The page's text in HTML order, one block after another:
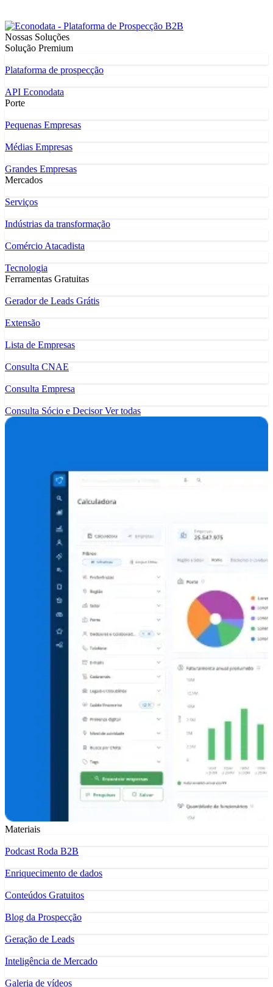
Nossas Soluções
Solução Premium
Plataforma de prospecção
API Econodata
Porte
Pequenas Empresas
Médias Empresas
Grandes Empresas
Mercados
Serviços
Indústrias da transformação
Comércio Atacadista
Tecnologia
Ferramentas Gratuitas
Gerador de Leads Grátis
Extensão
Lista de Empresas
Consulta CNAE
Consulta Empresa
Consulta Sócio e DecisorVer todas
Materiais
Podcast Roda B2B
Enriquecimento de dados
Conteúdos Gratuitos
Blog da Prospecção
Geração de Leads
Inteligência de Mercado
Galeria de vídeos